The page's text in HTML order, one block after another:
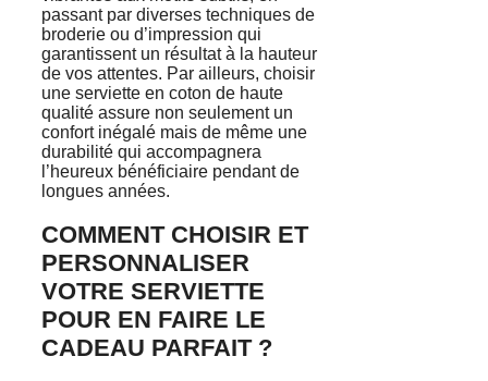
passant par diverses techniques de
broderie ou d’impression qui
garantissent un résultat à la hauteur
de vos attentes. Par ailleurs, choisir
une serviette en coton de haute
qualité assure non seulement un
confort inégalé mais de même une
durabilité qui accompagnera
l’heureux bénéficiaire pendant de
longues années.
COMMENT CHOISIR ET
PERSONNALISER
VOTRE SERVIETTE
POUR EN FAIRE LE
CADEAU PARFAIT ?